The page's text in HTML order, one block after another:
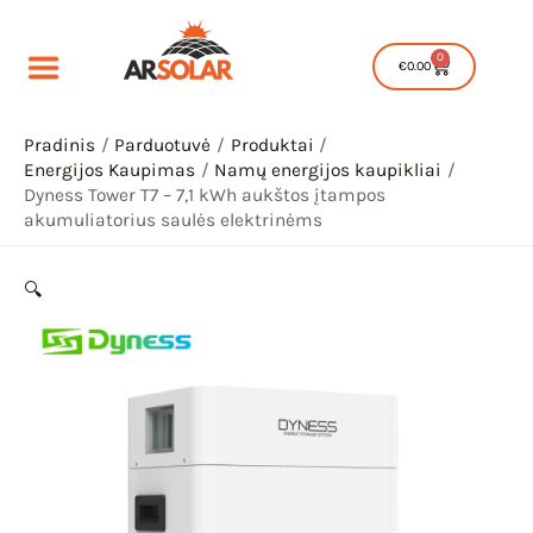
turinio
€0.00
0
Cart
Pradinis Parduotuvė
Produktai
Energijos Kaupimas
Namų energijos kaupikliai
Dyness Tower T7 – 7,1 kWh aukštos įtampos
akumuliatorius saulės elektrinėms
🔍